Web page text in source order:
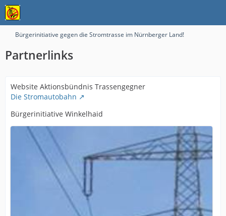
Bürgerinitiative gegen die Stromtrasse im Nürnberger Land!
Partnerlinks
Website Aktionsbündnis Trassengegner
Die Stromautobahn
Bürgerinitiative Winkelhaid